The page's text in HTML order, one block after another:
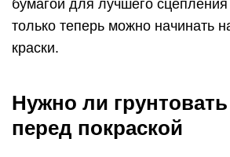
бумагой для лучшего
только теперь можно начинать
краски.
Нужно ли
перед покраской